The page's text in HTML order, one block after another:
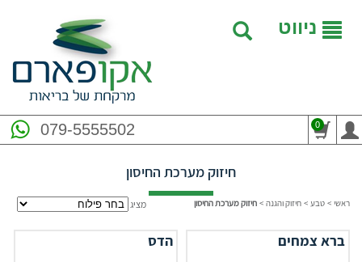
ניווט
079-5555502 0
חיזוק מערכת החיסון
ראשי > טבע > חיזוק והגנה > חיזוק מערכת החיסון מציג
ברא צמחים הדס